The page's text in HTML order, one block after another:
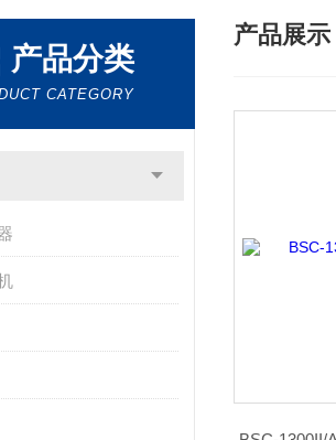
产品分类
CATEGORY
产品展示